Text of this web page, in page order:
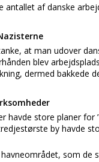
antallet af danske
at man udover
blev
dermed bakkede
havde store planer
by havde
som de